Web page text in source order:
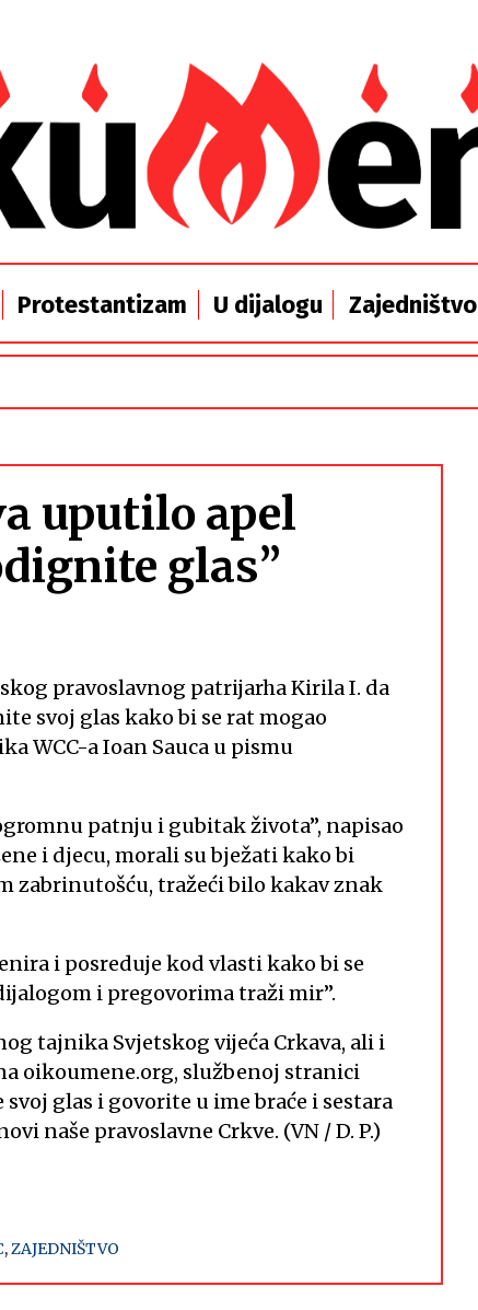
Protestantizam U dijalogu Zajedništvo
uputilo apel
glas”
pravoslavnog patrijarha Kirila I. da
svoj glas kako bi se rat mogao
WCC-a Ioan Sauca u pismu
patnju i gubitak života”, napisao
i djecu, morali su bježati kako bi
zabrinutošću, tražeći bilo kakav znak
i posreduje kod vlasti kako bi se
i pregovorima traži mir”.
tajnika Svjetskog vijeća Crkava, ali i
oikoumene.org, službenoj stranici
glas i govorite u ime braće i sestara
naše pravoslavne Crkve. (VN / D. P.)
,ZAJEDNIŠTVO